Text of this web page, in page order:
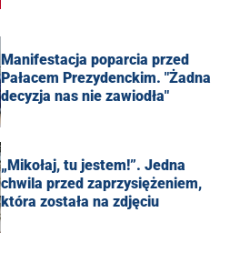
Manifestacja poparcia przed
Pałacem Prezydenckim. "Żadna
decyzja nas nie zawiodła"
„Mikołaj, tu jestem!”. Jedna
chwila przed zaprzysiężeniem,
która została na zdjęciu